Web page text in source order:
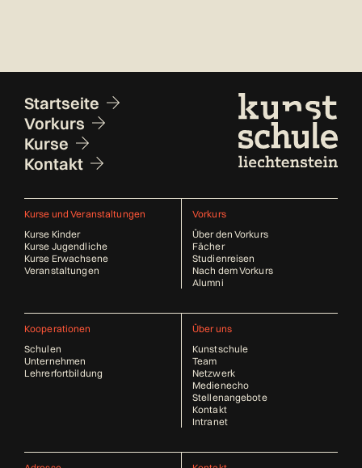
Fusszeile
Startseite
Vorkurs
Kurse
Kontakt
Kurse und Veranstaltungen
Kurse Kinder
Kurse Jugendliche
Kurse Erwachsene
Veranstaltungen
Vorkurs
Über den Vorkurs
Fächer
Studienreisen
Nach dem Vorkurs
Alumni
Kooperationen
Schulen
Unternehmen
Lehrerfortbildung
Über uns
Kunstschule
Team
Netzwerk
Medienecho
Stellenangebote
Kontakt
Intranet